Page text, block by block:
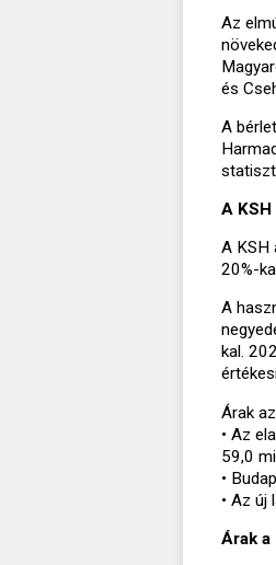
Az
és
A
A
A KSH
20%-
A
kal.
Árak
• Az
59,0
•
• Az
Árak a